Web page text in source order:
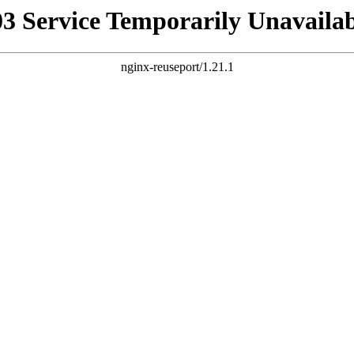
Service Temporarily
nginx-reuseport/1.21.1